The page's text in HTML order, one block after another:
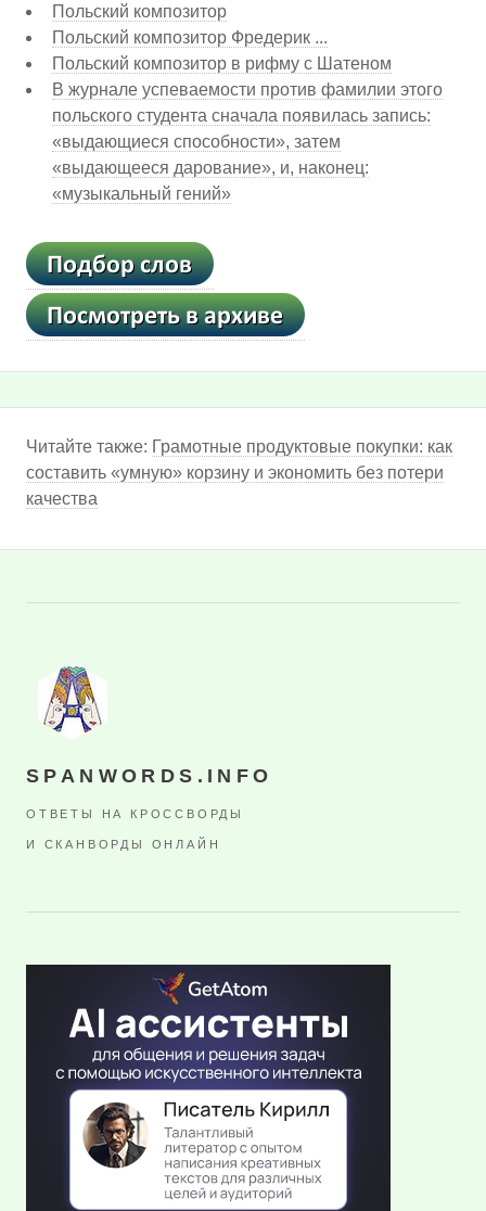
Польский композитор
Польский композитор Фредерик ...
Польский композитор в рифму с Шатеном
В журнале успеваемости против фамилии этого
польского студента сначала появилась запись:
«выдающиеся способности», затем
«выдающееся дарование», и, наконец:
«музыкальный гений»
Читайте также: Грамотные продуктовые покупки: как
составить «умную» корзину и экономить без потери
качества
SPANWORDS.INFO
ОТВЕТЫ НА КРОССВОРДЫ
И СКАНВОРДЫ ОНЛАЙН